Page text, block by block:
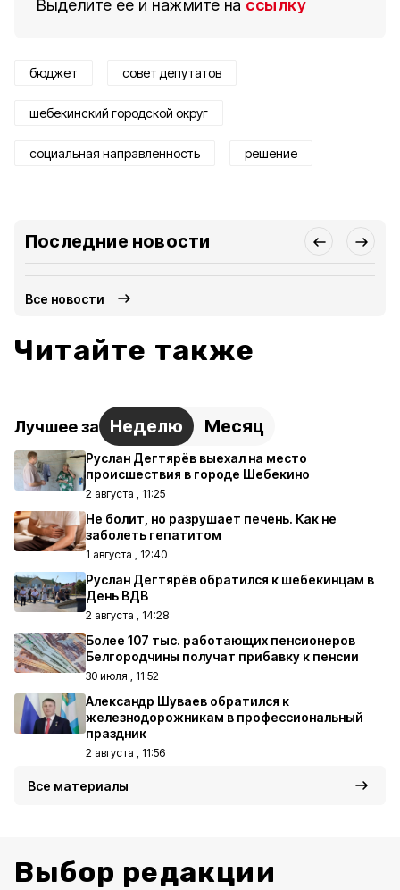
Выделите ее и нажмите на ссылку
бюджет совет депутатов
шебекинский городской округ
социальная направленность решение
Последние новости
Все новости
Читайте также
Лучшее за Неделю Месяц
Руслан Дегтярёв выехал на место
происшествия в городе Шебекино
2 августа , 11:25
Не болит, но разрушает печень. Как не
заболеть гепатитом
1 августа , 12:40
Руслан Дегтярёв обратился к шебекинцам в
День ВДВ
2 августа , 14:28
Более 107 тыс. работающих пенсионеров
Белгородчины получат прибавку к пенсии
30 июля , 11:52
Александр Шуваев обратился к
железнодорожникам в профессиональный
праздник
2 августа , 11:56
Все материалы
Выбор редакции